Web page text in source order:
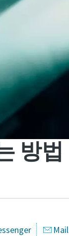
방법
Mail